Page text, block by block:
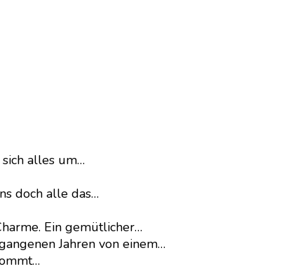
alles um…
doch alle das…
Ein gemütlicher…
Jahren von einem…